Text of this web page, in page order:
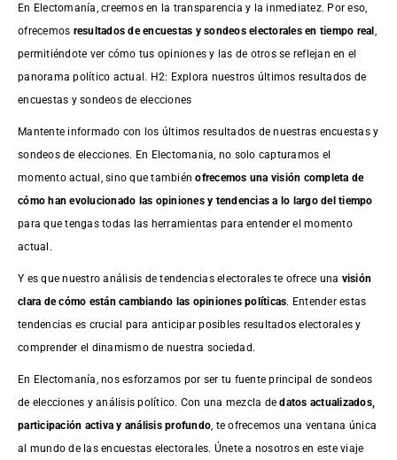
En Electomanía, creemos en la transparencia y la inmediatez. Por eso,
ofrecemos resultados deencuestas y sondeos electorales en tiempo real
permitiéndote ver cómo tus opiniones y las de otros se reflejan en el
panorama político actual. H2: Explora nuestros últimos resultados de
encuestas y sondeos de elecciones
Mantente informado con los últimos resultados de nuestras encuestasy
sondeos de elecciones. En Electomania, no solo capturamos el
momento actual, sino que tambiénofrecemos una visión completa de
cómo han evolucionado las opiniones y tendencias a lo largo del tiempo
para que tengas todas las herramientas para entender el momento
actual.
Y es que nuestro análisis de tendencias electorales te ofrece una visión
clara de cómo están cambiando las opiniones políticas. Entender estas
tendencias es crucial para anticipar posibles resultados electorales y
comprender el dinamismo de nuestra sociedad.
En Electomanía, nos esforzamos por ser tu fuente principal de sondeos
de elecciones y análisis político. Con una mezcla dedatos actualizados,
participación activa y análisis profundo , te ofrecemos una ventana única
al mundo de las encuestas electorales. Únete a nosotros en este viaje